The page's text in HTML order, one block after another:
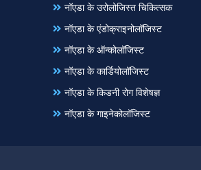
नॉएडा के उरोलोजिस्त चिकित्सक
नॉएडा के एंडोक्राइनोलॉजिस्ट
नॉएडा के ऑन्कोलॉजिस्ट
नॉएडा के कार्डियोलॉजिस्ट
नॉएडा के किडनी रोग विशेषज्ञ
नॉएडा के गाइनेकोलॉजिस्ट